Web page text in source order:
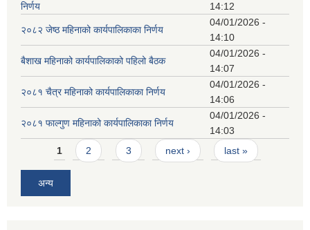
निर्णय
14:12
२०८२ जेष्ठ महिनाको कार्यपालिकाका निर्णय
04/01/2026 -
14:10
बैशाख महिनाको कार्यपालिकाको पहिलो बैठक
04/01/2026 -
14:07
२०८१ चैत्र महिनाको कार्यपालिकाका निर्णय
04/01/2026 -
14:06
२०८१ फाल्गुण महिनाको कार्यपालिकाका निर्णय
04/01/2026 -
14:03
Pages
1 2 3 next › last »
अन्य